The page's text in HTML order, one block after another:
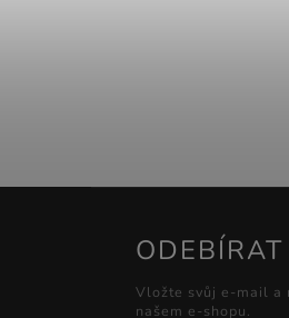
Vložte svůj e-mail a
našem e-shopu.